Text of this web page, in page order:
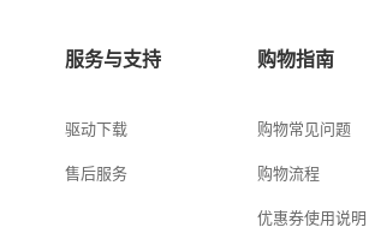
服务与支持
驱动下载
售后服务
购物指南
购物常见问题
购物流程
优惠券使用说明